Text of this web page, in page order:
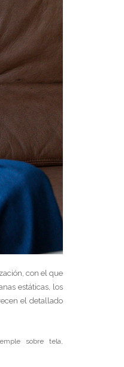
con el que
estáticas, los
el detallado
sobre tela,